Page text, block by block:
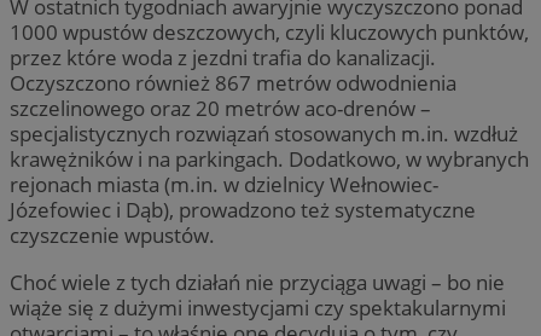
W ostatnich tygodniach awaryjnie wyczyszczono ponad
1000 wpustów deszczowych, czyli kluczowych punktów,
przez które woda z jezdni trafia do kanalizacji.
Oczyszczono również 867 metrów odwodnienia
szczelinowego oraz 20 metrów aco-drenów –
specjalistycznych rozwiązań stosowanych m.in. wzdłuż
krawężników i na parkingach. Dodatkowo, w wybranych
rejonach miasta (m.in. w dzielnicy Wełnowiec-
Józefowiec i Dąb), prowadzono też systematyczne
czyszczenie wpustów.
Choć wiele z tych działań nie przyciąga uwagi – bo nie
wiąże się z dużymi inwestycjami czy spektakularnymi